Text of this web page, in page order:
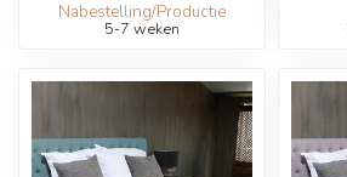
Nabestelling/Productie
5-7 weken